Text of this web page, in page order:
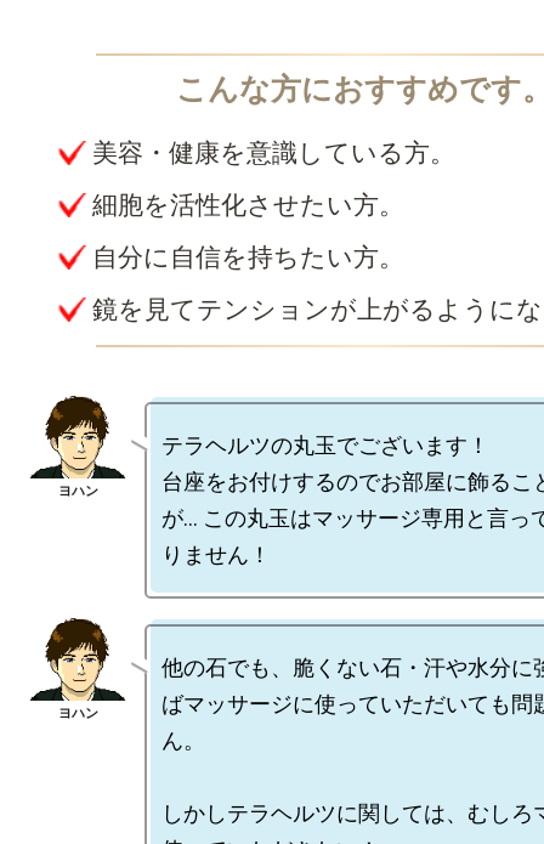
美容・健康を意識している方。
細胞を活性化させたい方。
自分に自信を持ちたい方。
鏡を見てテンションが上がるように
テラヘルツの丸玉でございます！
台座をお付けするのでお部屋に飾るこ
が… この丸玉はマッサージ専用と言っ
他の石でも、脆くない石・汗や水分に
ばマッサージに使っていただいても問
ん。
しかしテラヘルツに関しては、むしろ